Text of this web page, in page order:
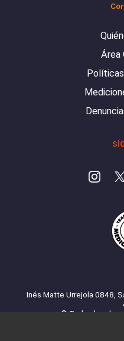
Área
Inés Matte Urrejola 0848,
© Todos los